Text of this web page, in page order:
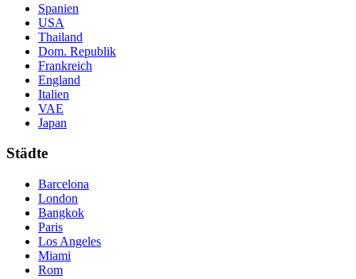
Spanien
USA
Thailand
Dom. Republik
Frankreich
England
Italien
VAE
Japan
Städte
Barcelona
London
Bangkok
Paris
Los Angeles
Miami
Rom